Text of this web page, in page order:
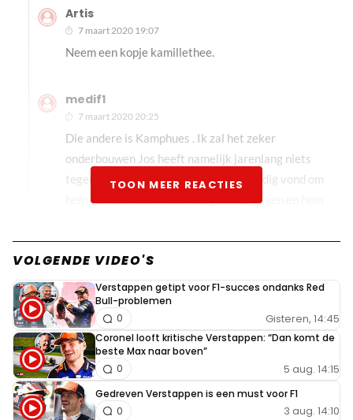
Artis
7 maart 2020 19:07
Neem een kopje kamillethee.
medif1
7 maart 2020 20:25
Die andere is Kamphues . Ik zal het zeker
onderbouwen Jos heeft namelijk jarenlang niets
tegen die kale gezegd omdat hij het nodig vond om
hem een schoenendoos met grind te geven en hem
juist ja meeliften op het succes dat Jos met zijn zoon
nu heeft . Kijk de eerste afleveringen van F1 café
maar eens terug dan is het misschien duidelijk
waarom Doornbos en niet Kamphues met Jos belde .
flippie17
7 maart 2020 23:51
Kom zeg, dat grapje wat niet echt lekker
binnenkwam bij Jos is geloof ik 15 of 20 jaar
TOON MEER REACTIES
VOLGENDE VIDEO'S
Verstappen getipt voor F1-succes ondanks Red
Bull-problemen
Gisteren, 14:45
0
Coronel looft kritische Verstappen: “Dan komt de
beste Max naar boven”
5 aug. 14:15
0
Gedreven Verstappen is een must voor F1
3 aug. 14:10
0